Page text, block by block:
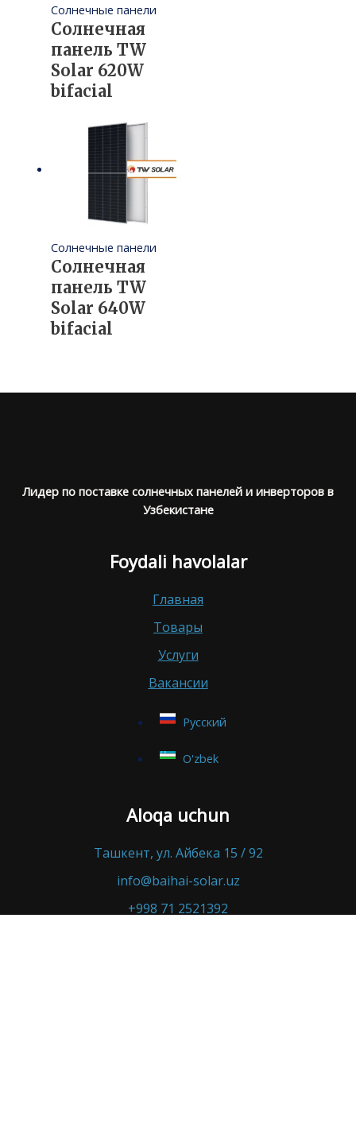
Солнечные панели
Солнечная
панель TW
Solar 620W
bifacial
Солнечные панели
Солнечная
панель TW
Solar 640W
bifacial
Лидер по поставке солнечных панелей и инверторов в
Узбекистане
Foydali havolalar
Главная
Товары
Услуги
Вакансии
Русский
O'zbek
Aloqa uchun
Ташкент, ул. Айбека 15 / 92
info@baihai-solar.uz
+998 71 2521392